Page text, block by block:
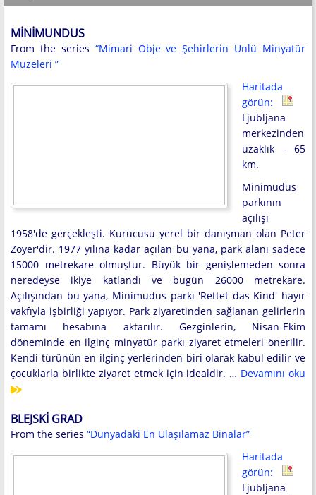
MINIMUNDUS
From the series “Mimari Obje ve Şehirlerin Ünlü Minyatür
Müzeleri ”
Haritada
görün:
Ljubljana
merkezinden
uzaklık - 65
km.
Minimudus
parkının
açılışı
1958'de gerçekleşti. Kurucusu yerel bir danışman olan Peter
Zoyer'dir. 1977 yılına kadar açılan bu yana, park alanı sadece
15000 metrekare olmuştur. Büyük bir genişlemeden sonra
neredeyse ikiye katlandı ve bugün 26000 metrekare.
Açılışından bu yana, Minimudus parkı 'Rettet das Kind' hayır
vakfıyla işbirliği yapıyor. Park ziyaretinden sağlanan gelirlerin
tamamı hesabına aktarılır. Gezginlerin, Nisan-Ekim
döneminde en ilginç minyatür parkı ziyaret etmeleri önerilir.
Kendi türünün en ilginç yerlerinden biri olarak kabul edilir ve
çocuklarla birlikte ziyaret etmek için idealdir. … Devamını oku
BLEJSKI GRAD
From the series “Dünyadaki En Ulaşılamaz Binalar”
Haritada
görün:
Ljubljana